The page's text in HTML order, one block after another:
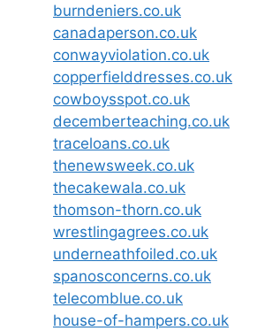
burndeniers.co.uk
canadaperson.co.uk
conwayviolation.co.uk
copperfielddresses.co.uk
cowboysspot.co.uk
decemberteaching.co.uk
traceloans.co.uk
thenewsweek.co.uk
thecakewala.co.uk
thomson-thorn.co.uk
wrestlingagrees.co.uk
underneathfoiled.co.uk
spanosconcerns.co.uk
telecomblue.co.uk
house-of-hampers.co.uk